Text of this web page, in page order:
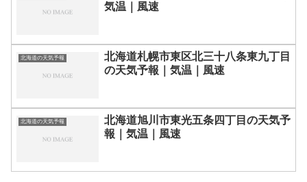
気温｜風速
北海道の天気予報
北海道札幌市東区北三十八条東九丁目
の天気予報｜気温｜風速
北海道の天気予報
北海道旭川市東光五条四丁目の天気予
報｜気温｜風速